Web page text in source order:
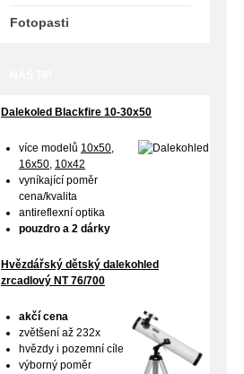
Fotopasti
Dalekoled Blackfire 10-30x50
více modelů 10x50,
16x50, 10x42
vyníkající poměr
cena/kvalita
antireflexní optika
pouzdro a 2 dárky
Hvězdářský dětský dalekohled
zrcadlový NT 76/700
akčí cena
zvětšení až 232x
hvězdy i pozemní cíle
výborný poměr